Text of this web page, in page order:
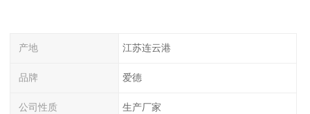
产地 江苏连云港
品牌 爱德
公司性质 生产厂家